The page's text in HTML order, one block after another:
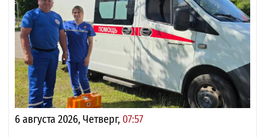
6 августа 2026, Четверг, 07:57